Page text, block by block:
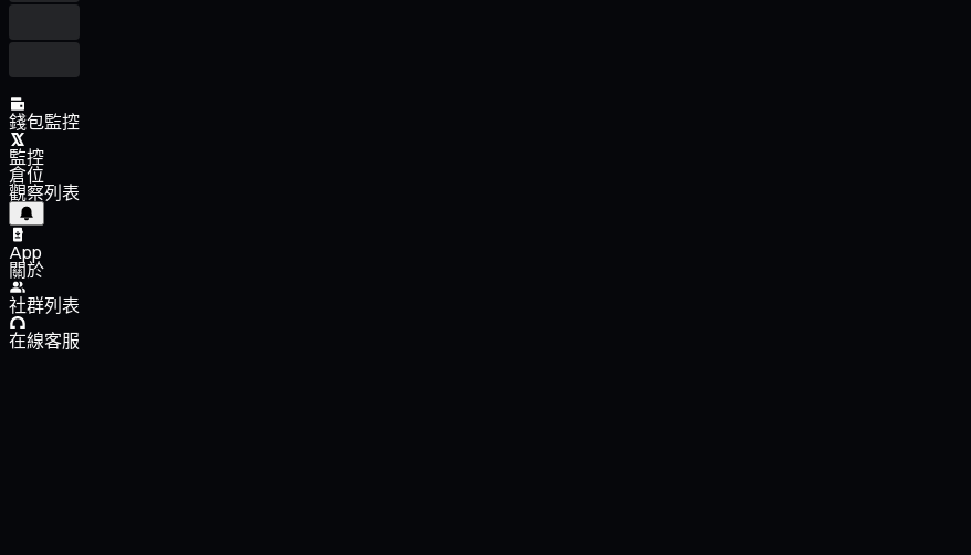
錢包監控
監控
倉位
觀察列表
App
關於
社群列表
在線客服